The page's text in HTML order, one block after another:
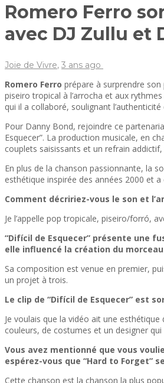
Romero Ferro
avec DJ Zullu et
Joie de Vivre, 3 ans ago
Romero Ferro prépare à surprendre son
piseiro tropical à l’arrocha et aux
qui il a collaboré, soulignant
Pour Danny Bond, rejoindre ce
Esquecer”. La production musicale, en
couplets saisissants et un refrain
En plus de la chanson passionnante, la
esthétique inspirée des années 2000 et
Comment décririez-vous le son et
Je l’appelle pop tropicale, piseiro/forró,
“Difícil de Esquecer” présente une
elle influencé la création du
Sa composition est venue en premier,
un projet à trois.
Le clip de “Difícil de Esquecer” est
Je voulais que la vidéo ait une
couleurs, de costumes et un designer
Vous avez mentionné que vous
espérez-vous que “Hard to Forget”
Cette chanson est la chanson la plus